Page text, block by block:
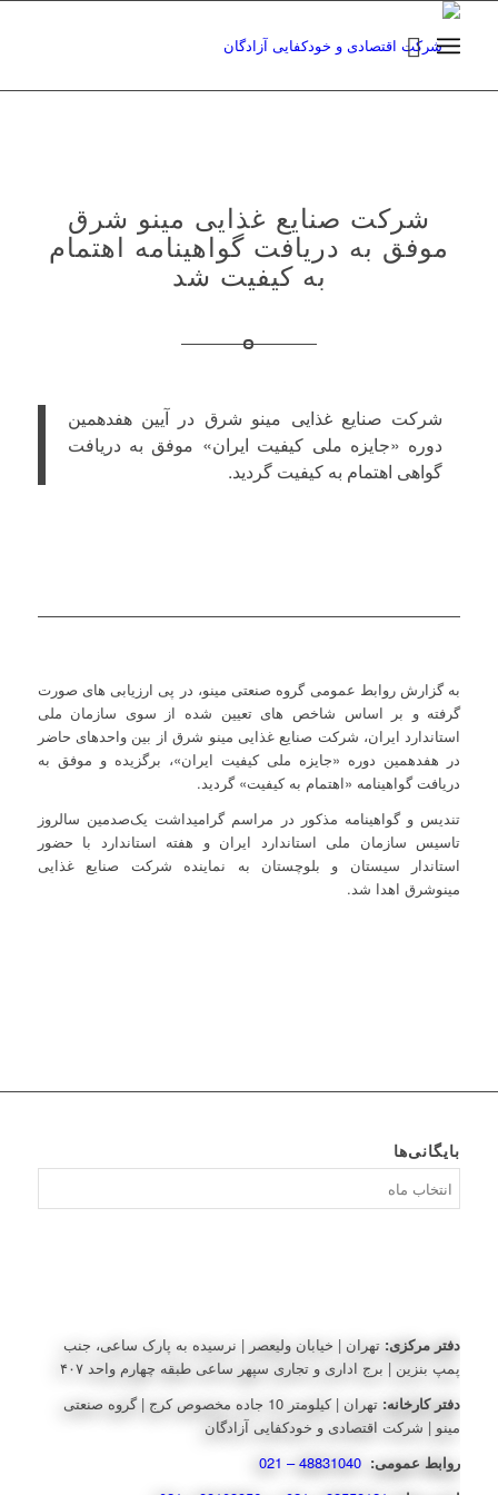
شرکت صنایع غذایی مینو شرق
موفق به دریافت گواهینامه اهتمام
به کیفیت شد
شرکت صنایع غذایی مینو شرق در آیین هفدهمین
دوره «جایزه ملی کیفیت ایران» موفق به دریافت
گواهی اهتمام به کیفیت گردید.
به گزارش روابط عمومی گروه صنعتی مینو، در پی ارزیابی های صورت
گرفته و بر اساس شاخص های تعیین شده از سوی سازمان ملی
استاندارد ایران، شرکت صنایع غذایی مینو شرق از بین واحدهای حاضر
در هفدهمین دوره «جایزه ملی کیفیت ایران»، برگزیده و موفق به
دریافت گواهینامه «اهتمام به کیفیت» گردید.
تندیس و گواهینامه مذکور در مراسم گرامیداشت یک‌صدمین سالروز
تاسیس سازمان ملی استاندارد ایران و هفته استاندارد با حضور
استاندار سیستان و بلوچستان به نماینده شرکت صنایع غذایی
مینوشرق اهدا شد.
بایگانی‌ها
دفتر مرکزی: تهران | خیابان ولیعصر | نرسیده به پارک ساعی، جنب
پمپ بنزین | برج اداری و تجاری سپهر ساعی طبقه چهارم واحد ۴۰۷
دفتر کارخانه:
تهران | کیلومتر 10 جاده مخصوص کرج | گروه صنعتی
مینو | شرکت اقتصادی و خودکفایی آزادگان
روابط عمومی: